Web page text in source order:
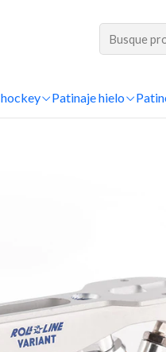
hockey Patinaje hielo
Inicio